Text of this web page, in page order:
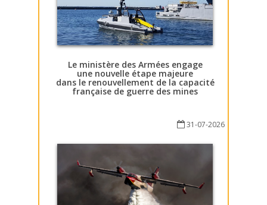
Le ministère des Armées engage
une nouvelle étape majeure
dans le renouvellement de la capacité
française de guerre des mines
31-07-2026